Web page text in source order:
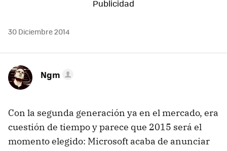
MAIL
30 Diciembre 2014
Ngm
Con la segunda generación ya en el mercado, era
cuestión de tiempo y parece que 2015 será el
momento elegido: Microsoft acaba de anunciar